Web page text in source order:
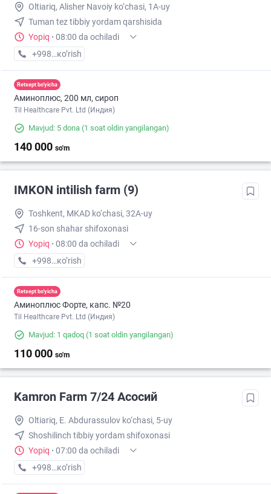
Oltiariq, Alisher Navoiy ko‘chasi, 1A-uy
Tuman tez tibbiy yordam qarshisida
Yopiq · 08:00 da ochiladi
+998 (91) XXX-XX-XX
кo’rish
Retsept bo'yicha
Аминоплюс, 200 мл, сироп
Til Healthcare Pvt. Ltd (Индия)
Mavjud: 5 dona (1 soat oldin yangilangan)
140 000 so'm
IMKON intilish farm (9)
Toshkent, MKAD ko‘chasi, 32A-uy
16-son shahar shifoxonasi
Yopiq · 08:00 da ochiladi
+998 (93) XXX-XX-XX
кo’rish
Retsept bo'yicha
Аминоплюс Форте, капс. №20
Til Healthcare Pvt. Ltd (Индия)
Mavjud: 1 qadoq (1 soat oldin yangilangan)
110 000 so'm
Kamron Farm 7/24 Асосий
Oltiariq, E. Abdurassulov ko‘chasi, 5-uy
Shoshilinch tibbiy yordam shifoxonasi
Yopiq · 07:00 da ochiladi
+998 (91) XXX-XX-XX
кo’rish